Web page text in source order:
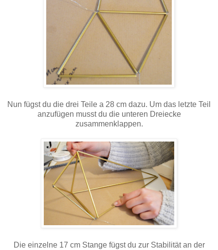
Nun fügst du die drei Teile a 28 cm dazu. Um das letzte Teil
anzufügen musst du die unteren Dreiecke
zusammenklappen.
Die einzelne 17 cm Stange fügst du zur Stabilität an der